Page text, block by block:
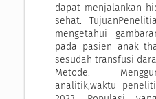
dapat menjalankan
sehat.
mengetahui
pada pasien anak
sesudah transfusi
Metode:
analitik,waktu